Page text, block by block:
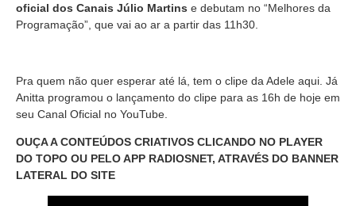
oficial dos Canais Júlio Martins e debutam no “Melhores da
Programação”, que vai ao ar a partir das 11h30.
Pra quem não quer esperar até lá, tem o clipe da Adele aqui. Já
Anitta programou o lançamento do clipe para as 16h de hoje em
seu Canal Oficial no YouTube.
OUÇA A CONTEÚDOS CRIATIVOS CLICANDO NO PLAYER
DO TOPO OU PELO APP RADIOSNET, ATRAVÉS DO BANNER
LATERAL DO SITE